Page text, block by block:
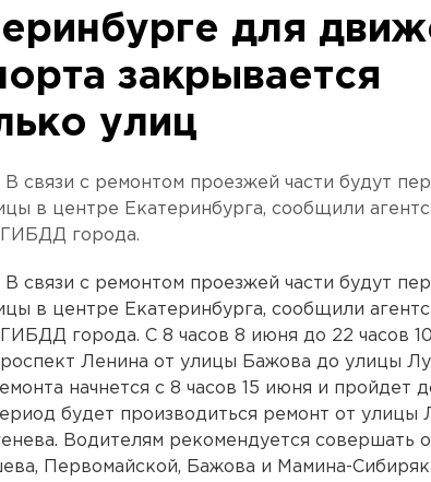
для
закрывается
улиц
В связи с ремонтом проезжей части будут
в центре Екатеринбурга, сообщили
города.
В связи с ремонтом проезжей части будут
в центре Екатеринбурга, сообщили
города. С 8 часов 8 июня до 22 часов
Ленина от улицы Бажова до улицы
начнется с 8 часов 15 июня и пройдет
будет производиться ремонт от улицы
Водителям рекомендуется совершать
Первомайской, Бажова и Мамина-